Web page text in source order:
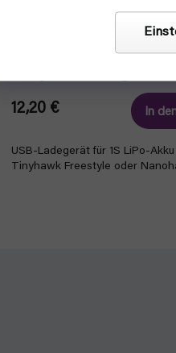
Ladegerät 6 Port 1S LiPo
12,20 € In
USB-Ladegerät für 1S LiPo-
Tinyhawk Freestyle oder